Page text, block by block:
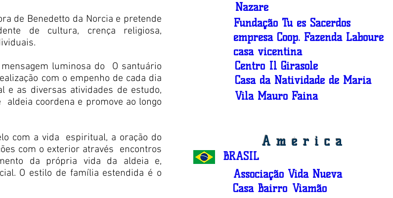
de Benedetto da Norcia e pretende
de cultura, crença religiosa,
luminosa do
O santuário
com o empenho de cada dia
e as diversas atividades de estudo,
aldeia coordena e promove ao longo
com a vida
espiritual, a oração do
com o exterior através encontros
da própria vida da aldeia e,
O estilo de família estendida é o
Nazaré
Fundação Tu es Sacerdos
empresa Coop. Fazenda Labouré
casa vicentina
Centro Il Girasole
Casa da Natividade de Maria
Vila Mauro Faina
América
BRASIL
Associação Vida Nueva
Casa Bairro Viamão